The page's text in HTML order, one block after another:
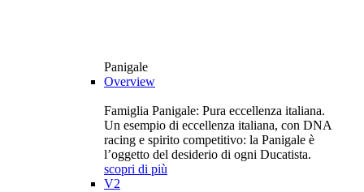
Panigale
Overview
Famiglia Panigale: Pura eccellenza italiana.
Un esempio di eccellenza italiana, con DNA
racing e spirito competitivo: la Panigale è
l’oggetto del desiderio di ogni Ducatista.
scopri di più
V2